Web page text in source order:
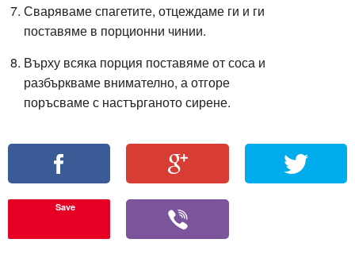
Сваряваме спагетите, отцеждаме ги и ги
поставяме в порционни чинии.
Върху всяка порция поставяме от соса и
разбъркваме внимателно, а отгоре
поръсваме с настърганото сирене.
Save